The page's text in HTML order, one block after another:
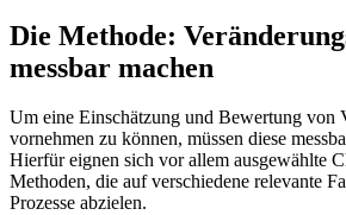
Die Methode:
messbar machen
Um eine Einschätzung und Bewertung von
vornehmen zu können, müssen diese
Hierfür eignen sich vor allem ausgewählte
Methoden, die auf verschiedene relevante
Prozesse abzielen.